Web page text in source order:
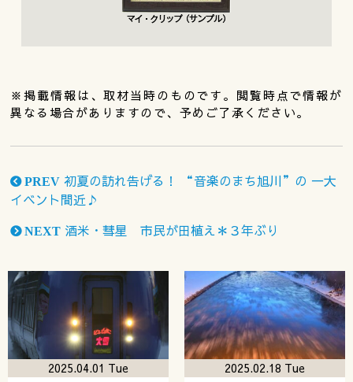
※掲載情報は、取材当時のものです。閲覧時点で情報が
異なる場合がありますので、予めご了承ください。
PREV 初夏の訪れ告げる！ “音楽のまち旭川”の 一大
イベント間近♪
NEXT 酒米・彗星 市民が田植え＊３年ぶり
2025.04.01 Tue 2025.02.18 Tue